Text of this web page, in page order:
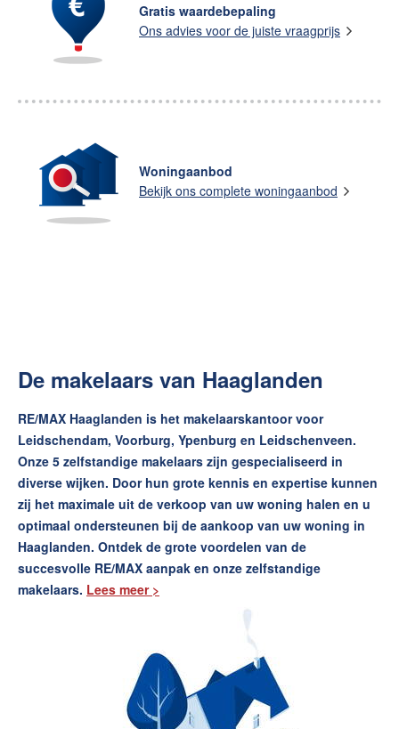
Gratis waardebepaling
Ons advies voor de juiste vraagprijs
Woningaanbod
Bekijk ons complete woningaanbod
De makelaars van Haaglanden
RE/MAX Haaglanden is het makelaarskantoor voor
Leidschendam, Voorburg, Ypenburg en Leidschenveen.
Onze 5 zelfstandige makelaars zijn gespecialiseerd in
diverse wijken. Door hun grote kennis en expertise kunnen
zij het maximale uit de verkoop van uw woning halen en u
optimaal ondersteunen bij de aankoop van uw woning in
Haaglanden. Ontdek de grote voordelen van de
succesvolle RE/MAX aanpak en onze zelfstandige
makelaars. Lees meer >